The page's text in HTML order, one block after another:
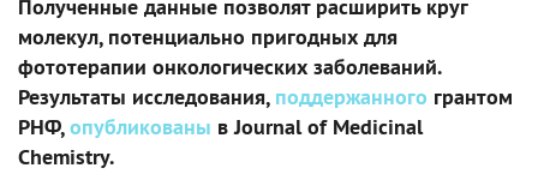
Полученные данные позволят расширить круг
молекул, потенциально пригодных для
фототерапии онкологических заболеваний.
Результаты исследования, поддержанного грантом
РНФ,опубликованы в Journal of Medicinal
Chemistry.